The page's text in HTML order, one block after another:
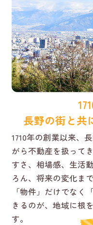
長野の街と共
1710年の創業以来、
がら不動産を扱って
すさ、相場感、生活
ろん、将来の変化ま
「物件」だけでなく
きるのが、地域に根
す。